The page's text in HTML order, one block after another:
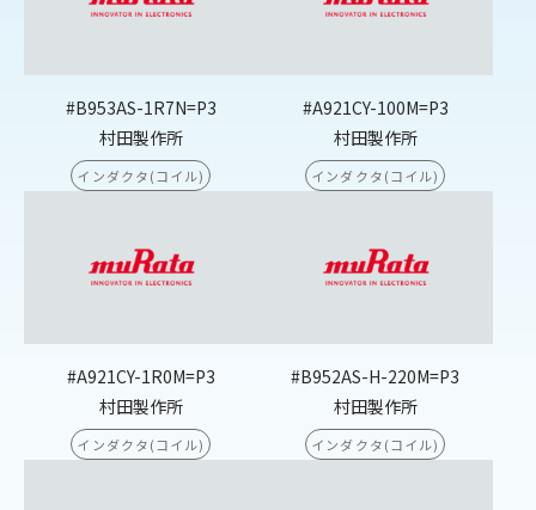
#B953AS-1R7N=P3
村田製作所
インダクタ(コイル)
#A921CY-100M=P3
村田製作所
インダクタ(コイル)
#A921CY-1R0M=P3
村田製作所
インダクタ(コイル)
#B952AS-H-220M=P3
村田製作所
インダクタ(コイル)